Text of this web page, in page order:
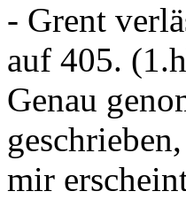
- Grent
auf 405.
Genau
mir